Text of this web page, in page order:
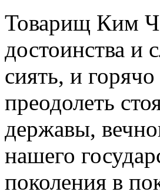
Товарищ Ким
достоинства и
сиять, и
преодолеть
державы,
нашего
поколения в